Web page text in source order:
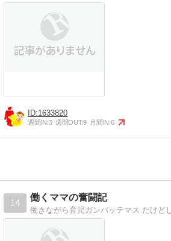
1633820
週間IN:3 週間OUT:9 月間IN:6
14
働くママの奮闘記